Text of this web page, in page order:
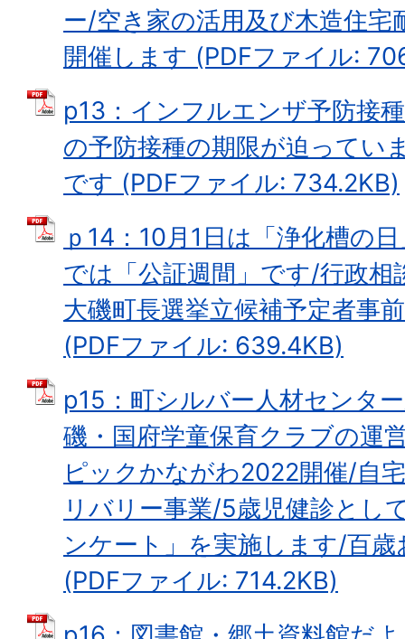
ー/空き家の活用及び木造住宅
開催します (PDFファイル:
p13：インフルエンザ予防接
の予防接種の期限が迫ってい
です (PDFファイル: 734.2KB)
ｐ14：10月1日は「浄化槽の
では「公証週間」です/行政
大磯町長選挙立候補予定者事
(PDFファイル: 639.4KB)
p15：町シルバー人材センタ
磯・国府学童保育クラブの運
ピックかながわ2022開催/自
リバリー事業/5歳児健診とし
ンケート」を実施します/百
(PDFファイル: 714.2KB)